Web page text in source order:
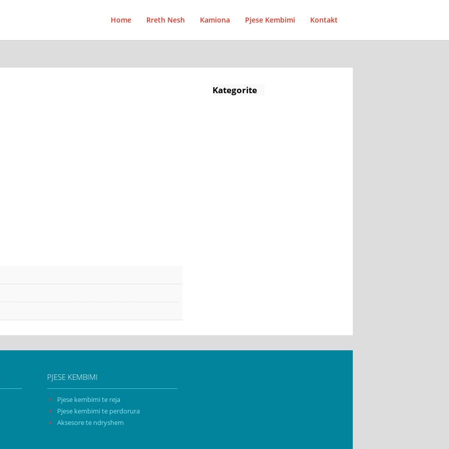
Home Rreth Nesh Kamiona Pjese Kembimi Kontakt
Kategorite
PJESE KEMBIMI
Pjese kembimi te reja
Pjese kembimi te perdorura
Aksesore te ndryshem